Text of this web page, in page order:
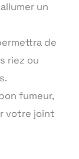
un
de
riez ou
fumeur,
votre joint